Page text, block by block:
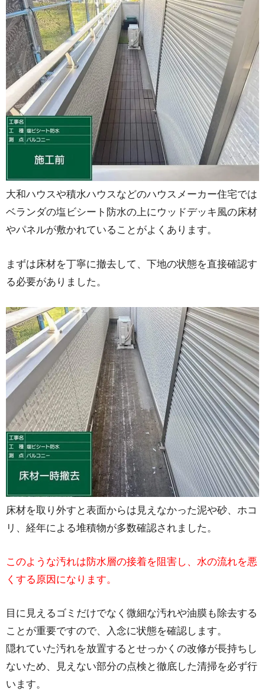
大和ハウスや積水ハウスなどのハウスメーカー住宅では
ベランダの塩ビシート防水の上にウッドデッキ風の床材
やパネルが敷かれていることがよくあります。
まずは床材を丁寧に撤去して、下地の状態を直接確認す
る必要がありました。
床材を取り外すと表面からは見えなかった泥や砂、ホコ
リ、経年による堆積物が多数確認されました。
このような汚れは防水層の接着を阻害し、水の流れを悪
くする原因になります。
目に見えるゴミだけでなく微細な汚れや油膜も除去する
ことが重要ですので、入念に状態を確認します。
隠れていた汚れを放置するとせっかくの改修が長持ちし
ないため、見えない部分の点検と徹底した清掃を必ず行
います。